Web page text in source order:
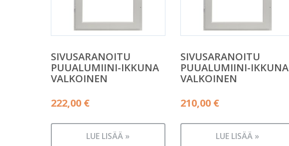
SIVUSARANOITU
PUUALUMIINI-IKKUNA
VALKOINEN
222,00 €
LUE LISÄÄ »
SIVUSARANOITU
PUUALUMIINI-IKKUNA
VALKOINEN
210,00 €
LUE LISÄÄ »